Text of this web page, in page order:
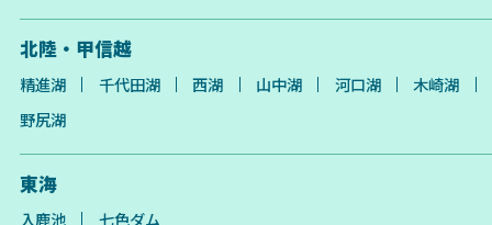
北陸・甲信越
精進湖 千代田湖 西湖 山中湖 河口湖
木崎湖
野尻湖
東海
入鹿池 七色ダム